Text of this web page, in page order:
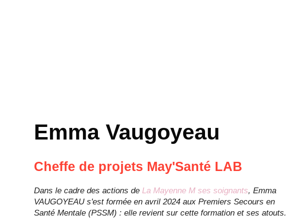
Emma Vaugoyeau
Cheffe de projets May'Santé LAB
Dans le cadre des actions de La Mayenne M ses soignants, Emma
VAUGOYEAU s'est formée en avril 2024 aux Premiers Secours en
Santé Mentale (PSSM) : elle revient sur cette formation et ses atouts.